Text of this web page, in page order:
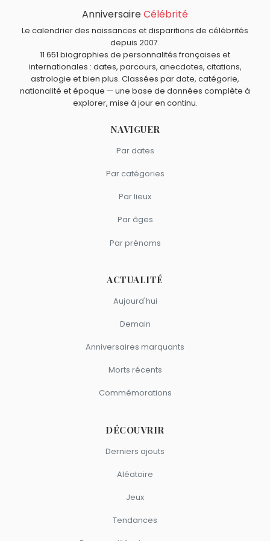
Toyotomi Hideyoshi , Gilbert Carpentier ,
comme William Harley.
Quels ingénieurs sont du signe Capricorne comme
James Watt,Ray Dolby
King Camp Gillettesont du signe Capricorne.
AnniversaireCélébrité
Le calendrier des naissances et disparitions de célébrités
depuis 2007.
11 651 biographies de personnalités françaises et
internationales : dates, parcours, anecdotes, citations,
astrologie et bien plus. Classées par date, catégorie,
nationalité et époque — une base de données complète à
explorer, mise à jour en continu.
NAVIGUER
Par dates
Par catégories
Par lieux
Par âges
Par prénoms
ACTUALITÉ
Aujourd'hui
Demain
Anniversaires marquants
Morts récents
Commémorations
DÉCOUVRIR
Derniers ajouts
Aléatoire
Jeux
Tendances